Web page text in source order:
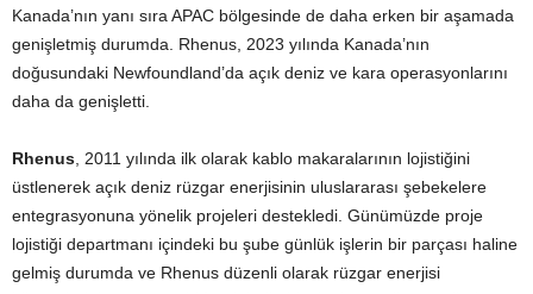
Kanada’nın yanı sıra APAC bölgesinde de daha erken bir aşamada
genişletmiş durumda. Rhenus, 2023 yılında Kanada’nın
doğusundaki Newfoundland’da açık deniz ve kara operasyonlarını
daha da genişletti.
Rhenus , 2011 yılında ilk olarak kablo makaralarının lojistiğini
üstlenerek açık deniz rüzgar enerjisinin uluslararası şebekelere
entegrasyonuna yönelik projeleri destekledi. Günümüzde proje
lojistiği departmanı içindeki bu şube günlük işlerin bir parçası haline
gelmiş durumda ve Rhenus düzenli olarak rüzgar enerjisi